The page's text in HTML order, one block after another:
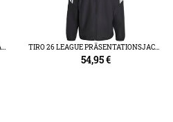
TIRO 26 LEAGUE TRAININGSJACKE DAMEN TIRO 26 LEAGUE PRÄSENTATIONSJACKE
54,95€